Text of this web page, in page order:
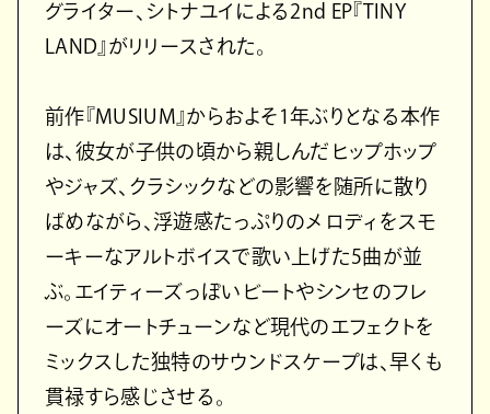
グライター、シトナユイによる2nd EP『TINY
LAND』がリリースされた。
前作『MUSIUM』からおよそ1年ぶりとなる本作
は、彼女が子供の頃から親しんだヒップホップ
やジャズ、クラシックなどの影響を随所に散り
ばめながら、浮遊感たっぷりのメロディをスモ
ーキーなアルトボイスで歌い上げた5曲が並
ぶ。エイティーズっぽいビートやシンセのフレ
ーズにオートチューンなど現代のエフェクトを
ミックスした独特のサウンドスケープは、早くも
貫禄すら感じさせる。